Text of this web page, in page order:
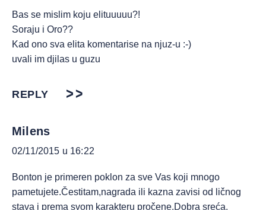
Bas se mislim koju elituuuuu?!
Soraju i Oro??
Kad ono sva elita komentarise na njuz-u :-)
uvali im djilas u guzu
REPLY
Milens
02/11/2015 u 16:22
Bonton je primeren poklon za sve Vas koji mnogo
pametujete.Čestitam,nagrada ili kazna zavisi od ličnog
stava i prema svom karakteru pročene.Dobra sreća.